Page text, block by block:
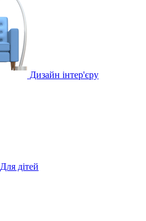
Дизайн інтер'єру
Для дітей